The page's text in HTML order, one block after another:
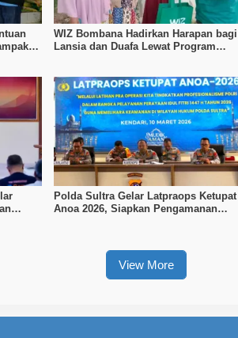
WIZ Bombana Hadirkan Harapan bagi
Lansia dan Duafa Lewat Program
Polda Sultra Gelar Latpraops Ketupat
Anoa 2026, Siapkan Pengamanan
View More